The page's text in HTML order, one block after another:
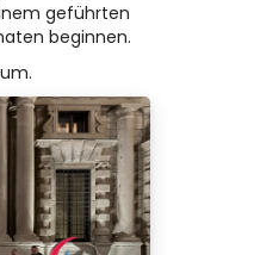
geführten
beginnen.